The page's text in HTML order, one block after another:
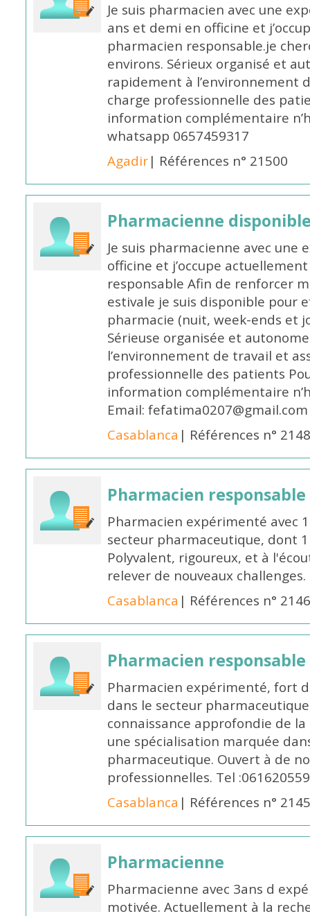
Je suis pharmacien avec une
ans et demi en officine et
pharmacien responsable.je
environs. Sérieux organisé et
rapidement à l’environnement
charge professionnelle des
information complémentaire
whatsapp 0657459317
Agadir| Références n° 21500
Pharmacienne
Je suis pharmacienne avec
officine et j’occupe
responsable Afin de renforcer
estivale je suis disponible pour
pharmacie (nuit, week-ends et
Sérieuse organisée et
l’environnement de travail et
professionnelle des patients
information complémentaire
Email: fefatima0207@gmail.com
Casablanca | Références n°
Pharmacien responsable
Pharmacien expérimenté avec
secteur pharmaceutique, dont
Polyvalent, rigoureux, et à
relever de nouveaux
Casablanca | Références n°
Pharmacien responsable
Pharmacien expérimenté, fort
dans le secteur
connaissance approfondie de
une spécialisation marquée
pharmaceutique. Ouvert à de
professionnelles. Tel
Casablanca | Références n°
Pharmacienne
Pharmacienne avec 3ans d
motivée. Actuellement à la